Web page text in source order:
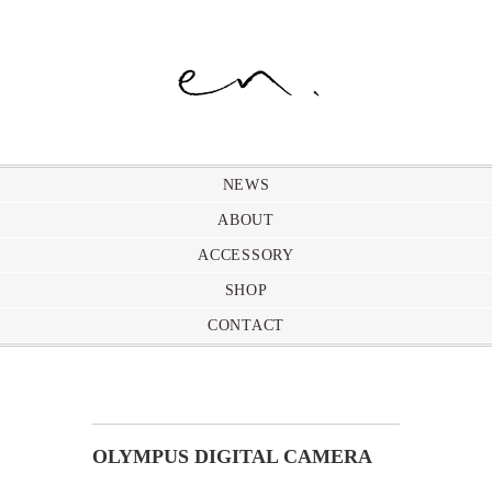
NEWS
ABOUT
ACCESSORY
SHOP
CONTACT
OLYMPUS DIGITAL CAMERA